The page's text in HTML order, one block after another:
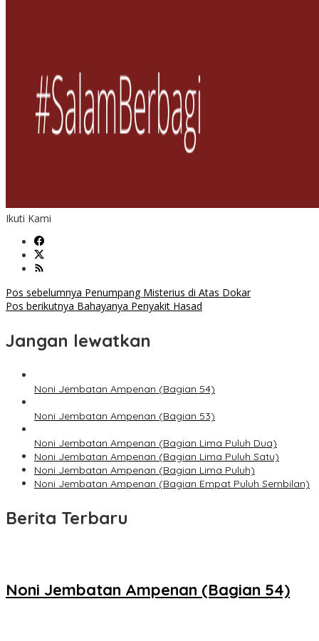
Ikuti Kami
Navigasi
Pos sebelumnya Penumpang Misterius di Atas Dokar
Pos berikutnya Bahayanya Penyakit Hasad
Jangan lewatkan
Noni Jembatan Ampenan (Bagian 54)
Noni Jembatan Ampenan (Bagian 53)
Noni Jembatan Ampenan (Bagian Lima Puluh Dua)
Noni Jembatan Ampenan (Bagian Lima Puluh Satu)
Noni Jembatan Ampenan (Bagian Lima Puluh)
Noni Jembatan Ampenan (Bagian Empat Puluh Sembilan)
Berita Terbaru
Noni Jembatan Ampenan (Bagian 54)